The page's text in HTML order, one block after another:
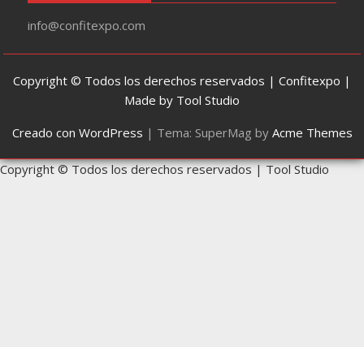
info@confitexpo.com
Copyright © Todos los derechos reservados | Confitexpo |
Made by Tool Studio
Creado con WordPress | Tema: SuperMag by Acme Themes
Copyright © Todos los derechos reservados | Tool Studio